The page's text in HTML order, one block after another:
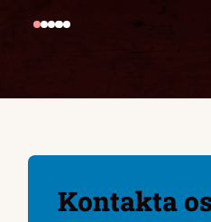
Kontakta